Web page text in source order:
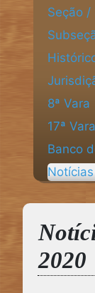
Seção /
8ª Vara
17ª Vara
Banco
Notícias
2020